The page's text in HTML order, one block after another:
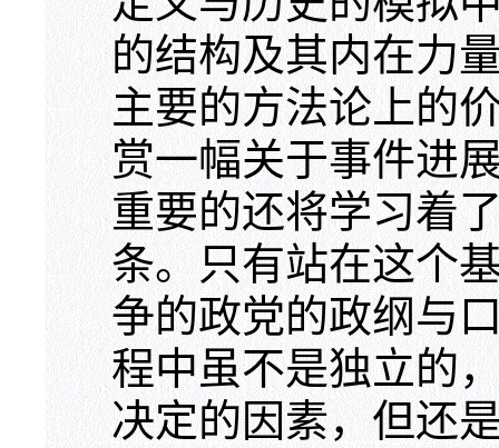
的结构及其内在力
主要的方法论上的
赏一幅关于事件进
重要的还将学习着
条。只有站在这个
争的政党的政纲与
程中虽不是独立的
决定的因素，但还